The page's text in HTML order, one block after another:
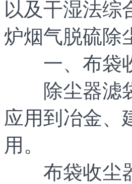
以及干湿法综
炉烟气脱硫除
一、布袋
除尘器滤袋
应用到冶金、
用。
布袋收尘器